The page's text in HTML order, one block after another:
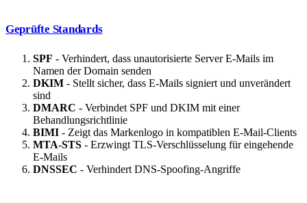
Geprüfte Standards
SPF - Verhindert, dass unautorisierte Server E-Mails im
Namen der Domain senden
DKIM - Stellt sicher, dass E-Mails signiert und unverändert
sind
DMARC - Verbindet SPF und DKIM mit einer
Behandlungsrichtlinie
BIMI - Zeigt das Markenlogo in kompatiblen E-Mail-Clients
MTA-STS - Erzwingt TLS-Verschlüsselung für eingehende
E-Mails
DNSSEC - Verhindert DNS-Spoofing-Angriffe